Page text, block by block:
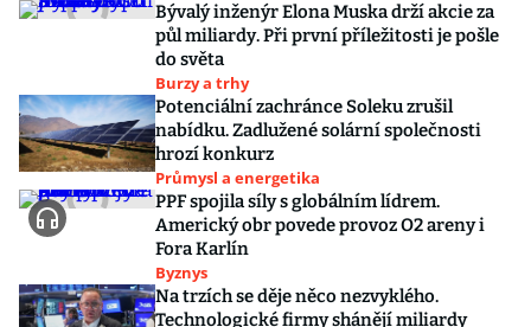
Bývalý inženýr Elona Muska drží akcie za
půl miliardy. Při první příležitosti je pošle
do světa
Burzy a trhy
Potenciální zachránce Soleku zrušil
nabídku. Zadlužené solární společnosti
hrozí konkurz
Průmysl a energetika
PPF spojila síly s globálním lídrem.
Americký obr povede provoz O2 areny i
Fora Karlín
Byznys
Na trzích se děje něco nezvyklého.
Technologické firmy shánějí miliardy